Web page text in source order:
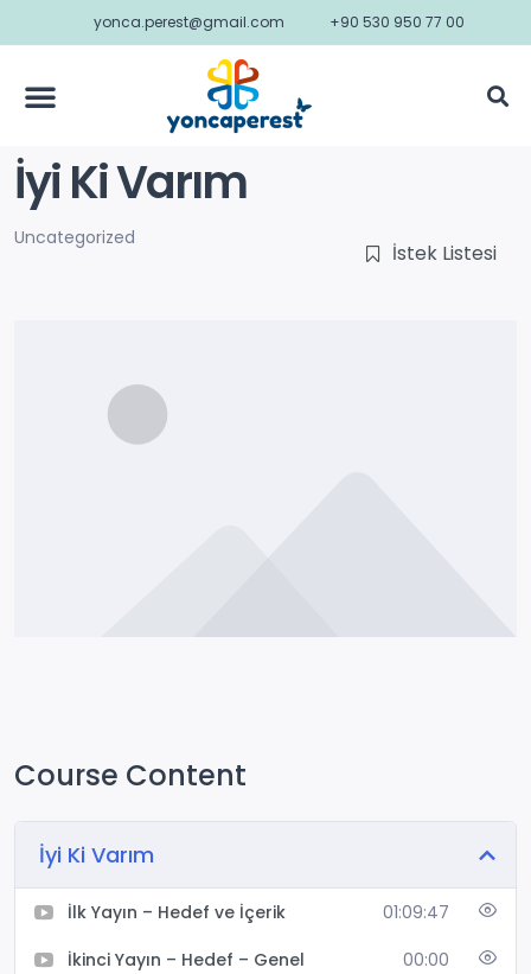
yonca.perest@gmail.com +90 530 950 77 00
İyi Ki Varım
Uncategorized
İstek Listesi
Course Content
İyi Ki Varım
İlk Yayın – Hedef ve İçerik
01:09:47
İkinci Yayın – Hedef – Genel
00:00